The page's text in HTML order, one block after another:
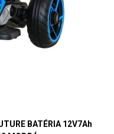
BATÉRIA 12V7Ah